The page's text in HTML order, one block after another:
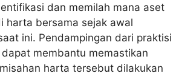
dan memilah mana aset
harta bersama sejak awal
ini. Pendampingan dari praktisi
membantu memastikan
harta tersebut dilakukan